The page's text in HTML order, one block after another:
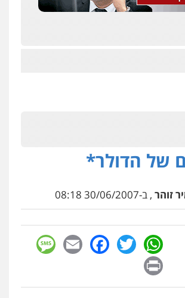
של הדולר*
זוהר , ב-30/06/2007 08:18
WhatsApp
Twitter
Facebook
Email